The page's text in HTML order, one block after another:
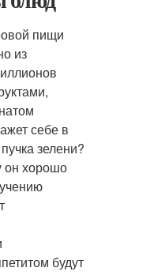
пищи
из
себе в
зелени?
он хорошо
будут